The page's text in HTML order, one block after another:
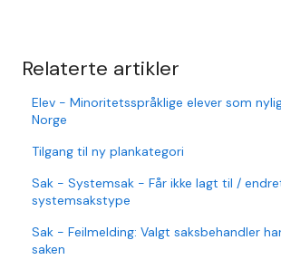
Relaterte artikler
Elev - Minoritetsspråklige elever som
Norge
Tilgang til ny plankategori
Sak - Systemsak - Får ikke lagt til /
systemsakstype
Sak - Feilmelding: Valgt saksbehandler
saken